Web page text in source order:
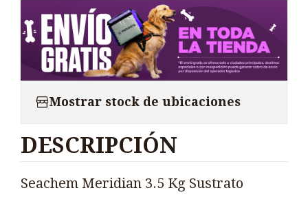
Mostrar stock de ubicaciones
DESCRIPCIÓN
Seachem Meridian 3.5 Kg Sustrato